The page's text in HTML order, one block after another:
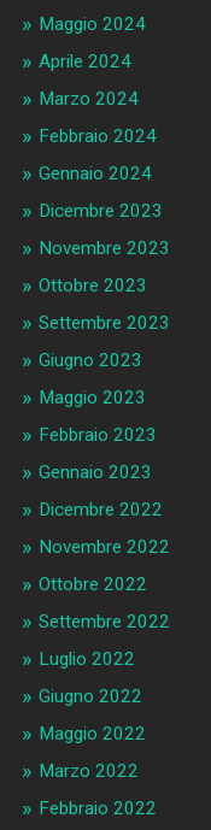
Maggio 2024
Aprile 2024
Marzo 2024
Febbraio 2024
Gennaio 2024
Dicembre 2023
Novembre 2023
Ottobre 2023
Settembre 2023
Giugno 2023
Maggio 2023
Febbraio 2023
Gennaio 2023
Dicembre 2022
Novembre 2022
Ottobre 2022
Settembre 2022
Luglio 2022
Giugno 2022
Maggio 2022
Marzo 2022
Febbraio 2022